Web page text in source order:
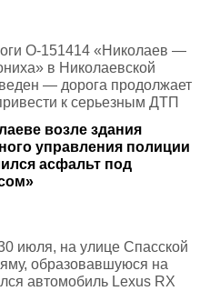
О-151414 «Николаев —
в Николаевской
— дорога продолжает
к серьезным ДТП
возле здания
управления полиции
асфальт под
июля, на улице Спасской
образовавшуюся на
автомобиль Lexus RX